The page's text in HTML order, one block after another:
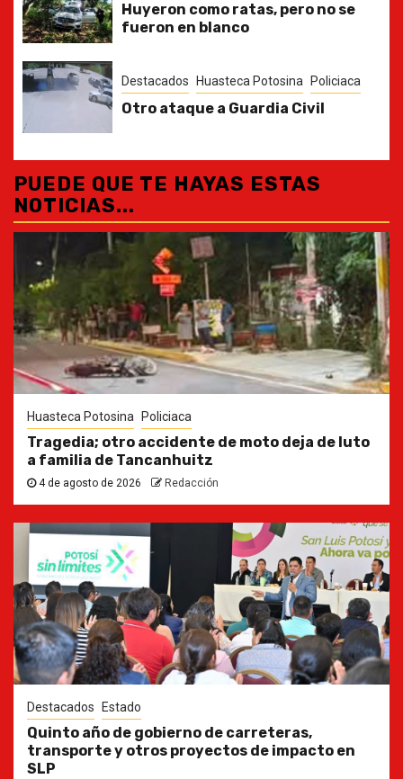
Huyeron como ratas, pero no se
fueron en blanco
Destacados Huasteca Potosina Policiaca
Otro ataque a Guardia Civil
PUEDE QUE TE HAYAS ESTAS
NOTICIAS...
Huasteca Potosina Policiaca
Tragedia; otro accidente de moto deja de luto
a familia de Tancanhuitz
4 de agosto de 2026 Redacción
Destacados Estado
Quinto año de gobierno de carreteras,
transporte y otros proyectos de impacto en
SLP